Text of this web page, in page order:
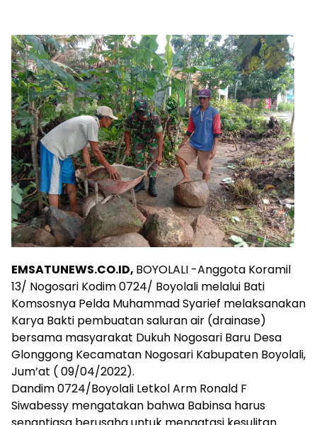
EMSATUNEWS.CO.ID, BOYOLALI -Anggota Koramil
13/ Nogosari Kodim 0724/ Boyolali melalui Bati
Komsosnya Pelda Muhammad Syarief melaksanakan
Karya Bakti pembuatan saluran air (drainase)
bersama masyarakat Dukuh Nogosari Baru Desa
Glonggong Kecamatan Nogosari Kabupaten Boyolali,
Jum’at ( 09/04/2022).
Dandim 0724/Boyolali Letkol Arm Ronald F
Siwabessy mengatakan bahwa Babinsa harus